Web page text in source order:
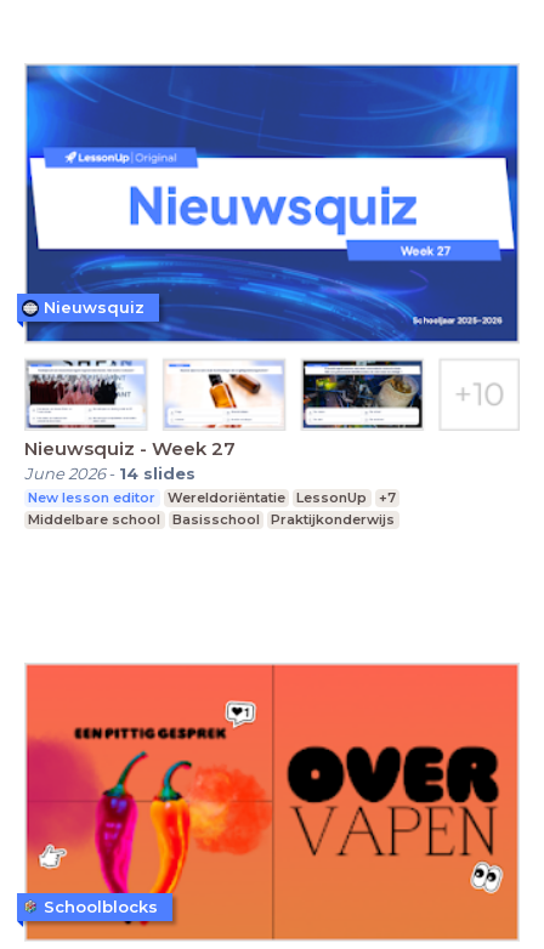
Nieuwsquiz - Week 27
June 2026- 14 slides
New lesson editor Wereldoriëntatie LessonUp
+7
Middelbare school
Basisschool Praktijkonderwijs
Nieuwsquiz
Schoolblocks